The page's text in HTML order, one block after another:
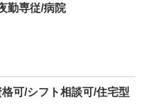
勤専従/病院
可/シフト相談可/住宅型